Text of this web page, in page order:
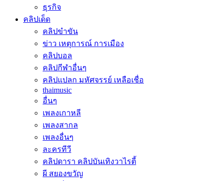
ธุรกิจ
คลิปเด็ด
คลิปขำขัน
ข่าว เหตุการณ์ การเมือง
คลิปบอล
คลิปกีฬาอื่นๆ
คลิปแปลก มหัศจรรย์ เหลือเชื่อ
thaimusic
อื่นๆ
เพลงเกาหลี
เพลงสากล
เพลงอื่นๆ
ละครทีวี
คลิปดารา คลิปบันเทิงวาไรตี้
ผี สยองขวัญ